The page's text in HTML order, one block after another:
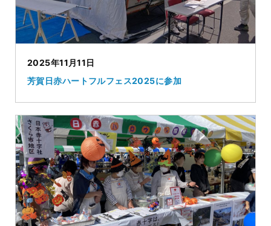
2025年11月11日
芳賀日赤ハートフルフェス2025に参加